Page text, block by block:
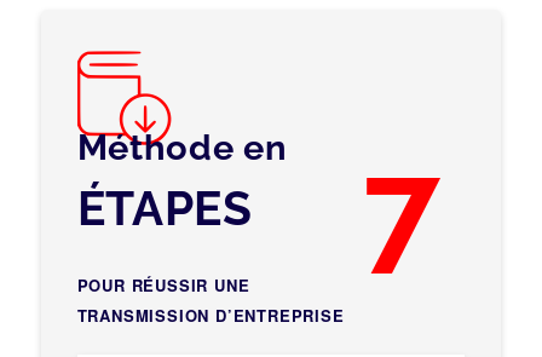
Méthode en 7
ÉTAPES
POUR RÉUSSIR UNE
TRANSMISSION D’ENTREPRISE